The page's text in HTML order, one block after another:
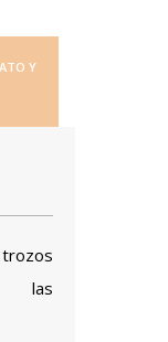
Y
las